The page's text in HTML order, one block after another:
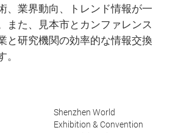
、業界動向、トレンド情報が一
また、見本市とカンファレンス
と研究機関の効率的な情報交換
。
Shenzhen World
Exhibition & Convention